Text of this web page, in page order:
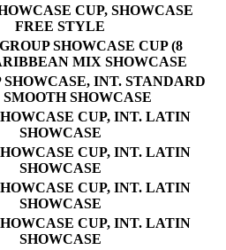
CUP, SHOWCASE
FREE STYLE
SHOWCASE CUP (8
MIX SHOWCASE
INT. STANDARD
SHOWCASE
CUP, INT. LATIN
SHOWCASE
CUP, INT. LATIN
SHOWCASE
CUP, INT. LATIN
SHOWCASE
CUP, INT. LATIN
SHOWCASE